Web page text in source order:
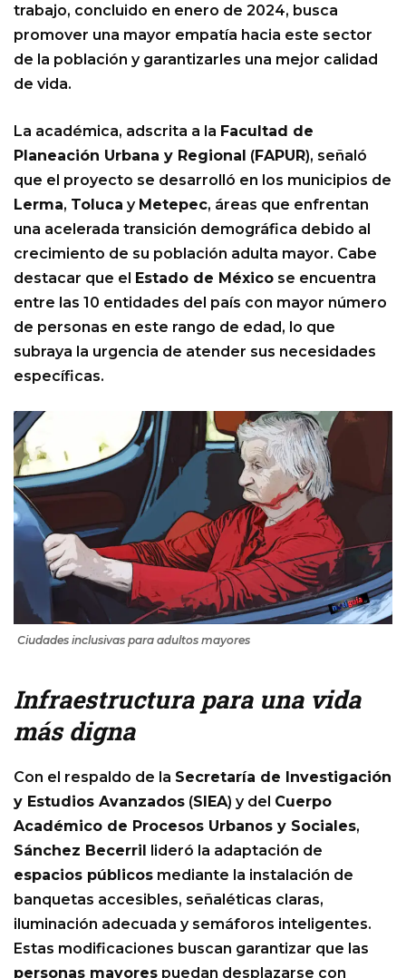
trabajo, concluido en enero de 2024, busca
promover una mayor empatía hacia este sector
de la población y garantizarles una mejor calidad
de vida.
La académica, adscrita a la Facultad de
Planeación Urbana y Regional (FAPUR), señaló
que el proyecto se desarrolló en los municipios de
Lerma, Toluca y Metepec, áreas que enfrentan
una acelerada transición demográfica debido al
crecimiento de su población adulta mayor. Cabe
destacar que el Estado de México se encuentra
entre las 10 entidades del país con mayor número
de personas en este rango de edad, lo que
subraya la urgencia de atender sus necesidades
específicas.
Ciudades inclusivas para adultos mayores
Infraestructura para una vida
más digna
Con el respaldo de la Secretaría de Investigación
y Estudios Avanzados (SIEA) y del Cuerpo
Académico de Procesos Urbanos y Sociales,
Sánchez Becerril lideró la adaptación de
espacios públicos mediante la instalación de
banquetas accesibles, señaléticas claras,
iluminación adecuada y semáforos inteligentes.
Estas modificaciones buscan garantizar que las
personas mayores puedan desplazarse con